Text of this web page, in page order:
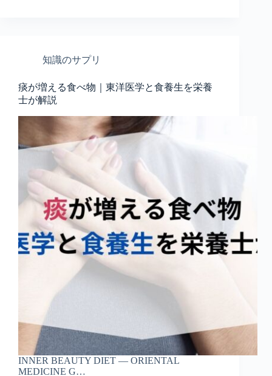
知識のサプリ
痰が増える食べ物｜東洋医学と食養生を栄養
士が解説
INNER BEAUTY DIET — ORIENTAL
MEDICINE G…